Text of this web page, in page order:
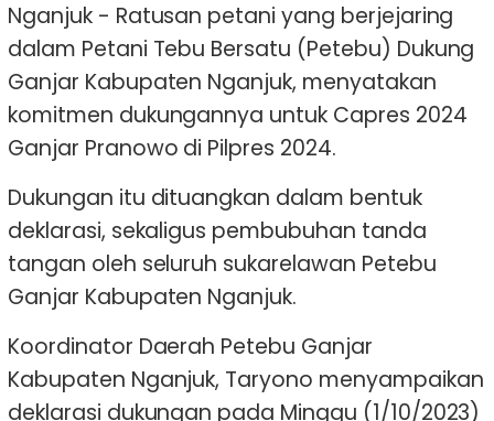
Nganjuk - Ratusan petani yang berjejaring
dalam Petani Tebu Bersatu (Petebu) Dukung
Ganjar Kabupaten Nganjuk, menyatakan
komitmen dukungannya untuk Capres 2024
Ganjar Pranowo di Pilpres 2024.
Dukungan itu dituangkan dalam bentuk
deklarasi, sekaligus pembubuhan tanda
tangan oleh seluruh sukarelawan Petebu
Ganjar Kabupaten Nganjuk.
Koordinator Daerah Petebu Ganjar
Kabupaten Nganjuk, Taryono menyampaikan
deklarasi dukungan pada Minggu (1/10/2023)